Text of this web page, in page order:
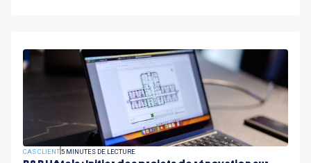
CAS CLIENT5 MINUTES DE LECTURE